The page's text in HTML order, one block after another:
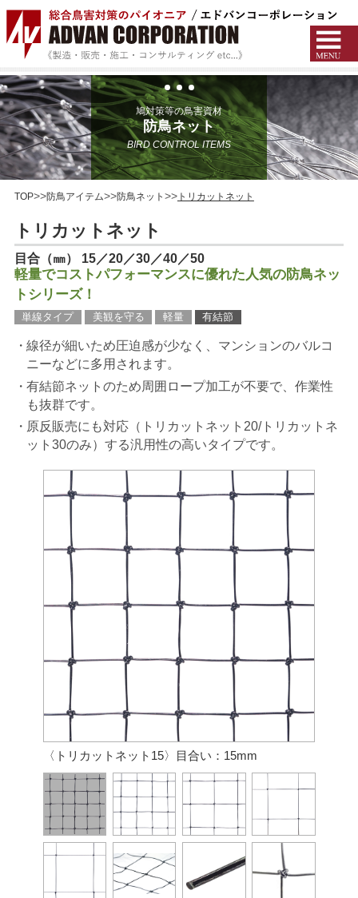
鳩対策等の鳥害資材
防鳥ネット
BIRD CONTROL ITEMS
TOP 防鳥アイテム 防鳥ネット トリカットネット
トリカットネット
目合（㎜） 15／20／30／40／50
軽量でコストパフォーマンスに優れた人気の防鳥ネッ
トシリーズ！
単線タイプ 美観を守る 軽量 有結節
線径が細いため圧迫感が少なく、マンションのバルコ
ニーなどに多用されます。
有結節ネットのため周囲ロープ加工が不要で、作業性
も抜群です。
原反販売にも対応（トリカットネット20/トリカットネ
ット30のみ）する汎用性の高いタイプです。
〈トリカットネット15〉目合い：15mm